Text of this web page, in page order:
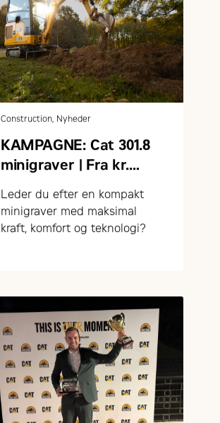
Construction, Nyheder
KAMPAGNE: Cat 301.8
minigraver | Fra kr.
udstyr
Leder du efter en kompakt
minigraver med maksimal
kraft, komfort og teknologi?